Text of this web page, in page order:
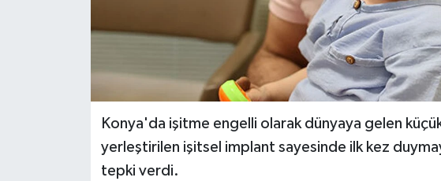
Konya'da işitme engelli olarak dünyaya gelen
yerleştirilen işitsel implant sayesinde ilk kez
tepki verdi.
Resmî ilanlar